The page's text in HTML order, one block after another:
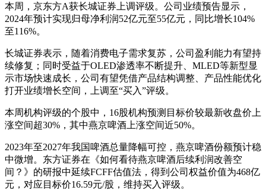
本周，京东方A获长城证券上调评级。公司业绩预告显示，
2024年预计实现归母净利润52亿元至55亿元，同比增长104%
至116%。
长城证券表示，随着消费电子需求复苏，公司盈利能力有望持
续修复；同时受益于OLED渗透率不断提升、MLED等新型显
示市场快速成长，公司有望凭借产品结构调整、产品性能优化
打开业绩增长空间，上调至“买入”评级。
本周机构评级的个股中，16股机构预测目标价较最新收盘价上
涨空间超30%，其中燕京啤酒上涨空间近50%。
2023年至2027年我国啤酒总量降幅可控，燕京啤酒份额预计稳
中微增。东方证券在《如何看待燕京啤酒后续利润改善空
间？》的研报中延续FCFF估值法，得到公司权益价值为468亿
元，对应目标价16.59元/股，维持买入评级。